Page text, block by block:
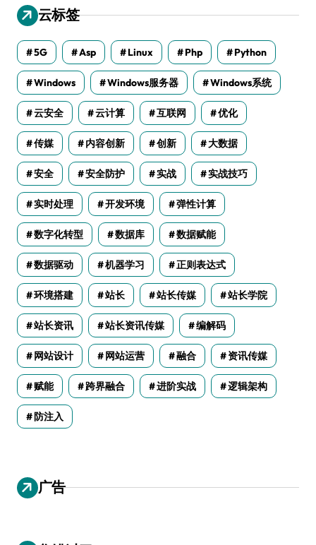
云标签
5G Asp Linux Php Python
Windows Windows服务器 Windows系统
云安全 云计算 互联网 优化
传媒 内容创新 创新 大数据
安全 安全防护 实战 实战技巧
实时处理 开发环境 弹性计算
数字化转型 数据库 数据赋能
数据驱动 机器学习 正则表达式
环境搭建 站长 站长传媒 站长学院
站长资讯 站长资讯传媒 编解码
网站设计 网站运营 融合 资讯传媒
赋能 跨界融合 进阶实战 逻辑架构
防注入
广告